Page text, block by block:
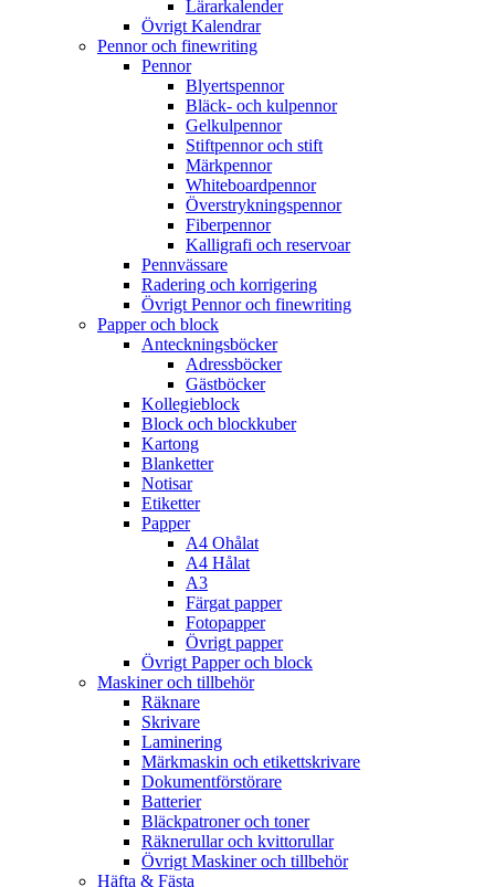
Lärarkalender
Övrigt Kalendrar
Pennor och finewriting
Pennor
Blyertspennor
Bläck- och kulpennor
Gelkulpennor
Stiftpennor och stift
Märkpennor
Whiteboardpennor
Överstrykningspennor
Fiberpennor
Kalligrafi och reservoar
Pennvässare
Radering och korrigering
Övrigt Pennor och finewriting
Papper och block
Anteckningsböcker
Adressböcker
Gästböcker
Kollegieblock
Block och blockkuber
Kartong
Blanketter
Notisar
Etiketter
Papper
A4 Ohålat
A4 Hålat
A3
Färgat papper
Fotopapper
Övrigt papper
Övrigt Papper och block
Maskiner och tillbehör
Räknare
Skrivare
Laminering
Märkmaskin och etikettskrivare
Dokumentförstörare
Batterier
Bläckpatroner och toner
Räknerullar och kvittorullar
Övrigt Maskiner och tillbehör
Häfta & Fästa